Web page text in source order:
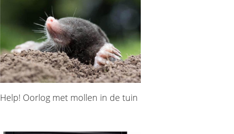
Help! Oorlog met mollen in de tuin